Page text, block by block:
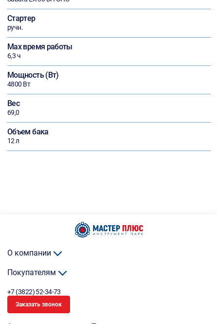
Стартер
ручн.
Max время работы
6,3 ч
Мощность (Вт)
4800 Вт
Вес
69,0
Объем бака
12 л
О компании
Покупателям
+7 (3822) 52-34-73
Заказать звонок